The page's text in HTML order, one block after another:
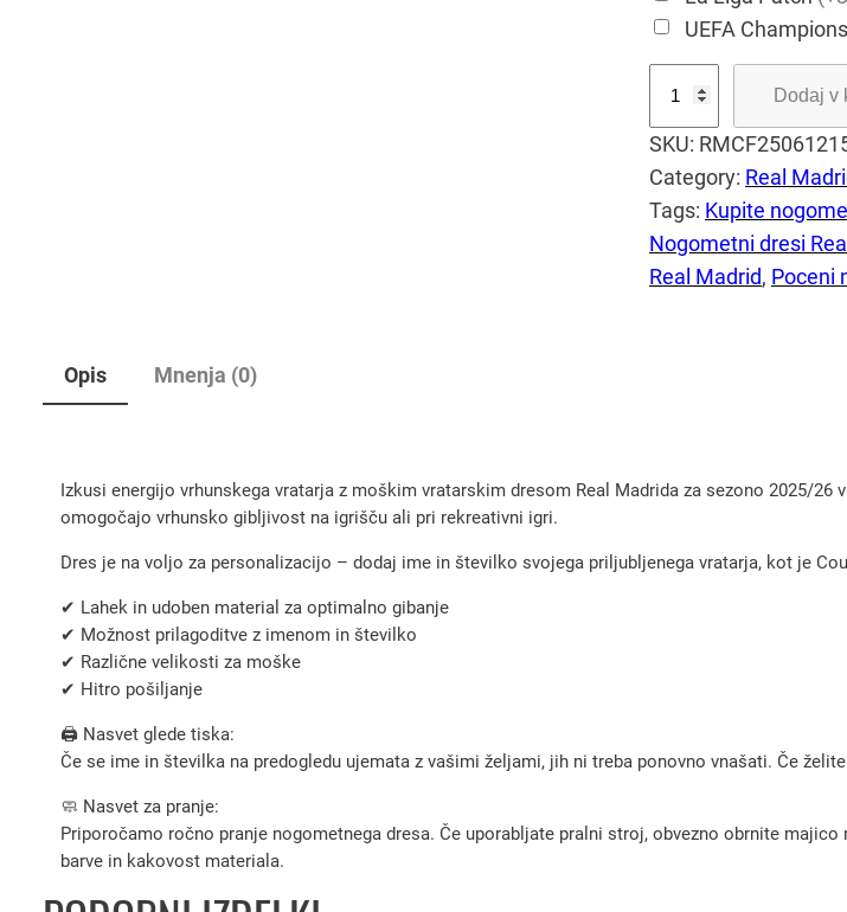
UEFA
p
i
t
e
M
m
r
t
Dodaj v
SKU:
Category: Real
Tags: Kupite
Nogometni dresi
Real Madrid, Poceni
Opis Mnenja (0)
Izkusi energijo vrhunskega vratarja z moškim vratarskim dresom Real Madrida za sezono 2025/
omogočajo vrhunsko gibljivost na igrišču ali pri rekreativni igri.
Dres je na voljo za personalizacijo – dodaj ime in številko svojega priljubljenega vratarja, kot je
✔ Lahek in udoben material za optimalno gibanje
✔ Možnost prilagoditve z imenom in številko
✔ Različne velikosti za moške
✔ Hitro pošiljanje
🖨️ Nasvet glede tiska:
Če se ime in številka na predogledu ujemata z vašimi željami, jih ni treba ponovno vnašati. Če
🧼 Nasvet za pranje:
Priporočamo ročno pranje nogometnega dresa. Če uporabljate pralni stroj, obvezno obrnite
barve in kakovost materiala.